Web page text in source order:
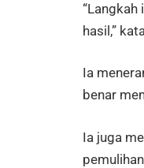
hasil,”
Ia
benar
Ia juga